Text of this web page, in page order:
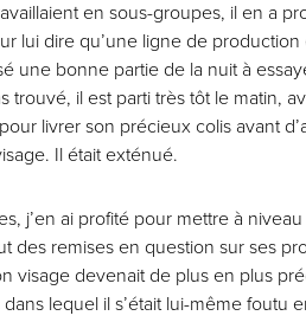
en sous-groupes, il en a
dire qu’une ligne de production
une bonne partie de la nuit à
il est parti très tôt le matin,
livrer son précieux colis avant
Il était exténué.
j’en ai profité pour mettre à
des remises en question sur ses
visage devenait de plus en plus
lequel il s’était lui-même foutu